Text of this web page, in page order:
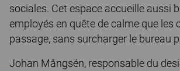
sociales. Cet espace accueille aussi
employés en quête de calme que les
passage, sans surcharger le bureau
Johan Mångsén, responsable du